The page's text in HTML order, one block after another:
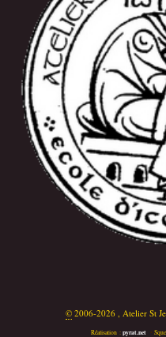
©2006-2026 , Atelier St
Réalisation : pyrat.net •